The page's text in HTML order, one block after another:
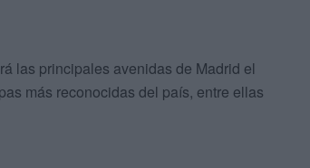
las principales avenidas de Madrid el
más reconocidas del país, entre ellas